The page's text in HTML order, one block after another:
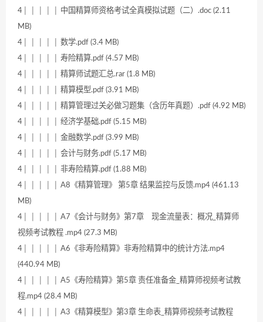
4│ │ │ │ │ 中国精算师资格考试全真模拟试题（二）.doc (2.11
MB)
4│ │ │ │ │ 数学.pdf (3.4 MB)
4│ │ │ │ │ 寿险精算.pdf (4.57 MB)
4│ │ │ │ │ 精算师试题汇总.rar (1.8 MB)
4│ │ │ │ │ 精算模型.pdf (3.91 MB)
4│ │ │ │ │ 精算管理过关必做习题集（含历年真题）.pdf (4.92 MB)
4│ │ │ │ │ 经济学基础.pdf (5.15 MB)
4│ │ │ │ │ 金融数学.pdf (3.99 MB)
4│ │ │ │ │ 会计与财务.pdf (5.17 MB)
4│ │ │ │ │ 非寿险精算.pdf (1.88 MB)
4│ │ │ │ │ A8《精算管理》 第5章 结果监控与反馈.mp4 (461.13
MB)
4│ │ │ │ │ A7《会计与财务》第7章 现金流量表：概况_精算师
视频考试教程 .mp4 (27.3 MB)
4│ │ │ │ │ A6《非寿险精算》非寿险精算中的统计方法.mp4
(440.94 MB)
4│ │ │ │ │ A5《寿险精算》第5章 责任准备金_精算师视频考试教
程.mp4 (28.4 MB)
4│ │ │ │ │ A3《精算模型》第3章 生命表_精算师视频考试教程